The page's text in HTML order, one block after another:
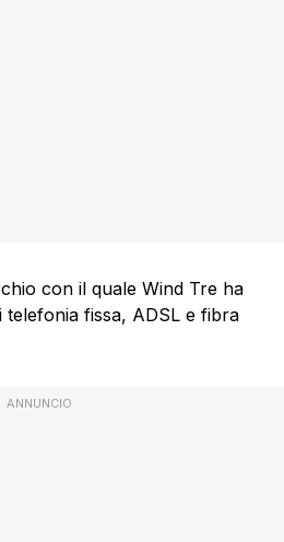
con il quale Wind Tre ha
fissa, ADSL e fibra
ANNUNCIO